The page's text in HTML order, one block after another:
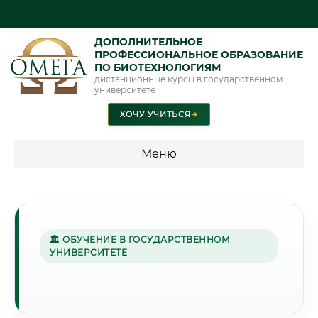
ДОПОЛНИТЕЛЬНОЕ
ПРОФЕССИОНАЛЬНОЕ ОБРАЗОВАНИЕ
ПО БИОТЕХНОЛОГИЯМ
дистанционные курсы в государственном
университете
ХОЧУ УЧИТЬСЯ➜
Меню
🏛 ОБУЧЕНИЕ В ГОСУДАРСТВЕННОМ
УНИВЕРСИТЕТЕ